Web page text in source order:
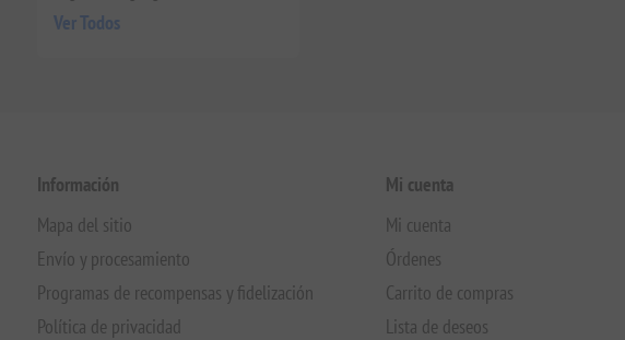
Ver Todos
Información
Mapa del sitio
Envío y procesamiento
Programas de recompensas y fidelización
Política de privacidad
Mi cuenta
Mi cuenta
Órdenes
Carrito de compras
Lista de deseos